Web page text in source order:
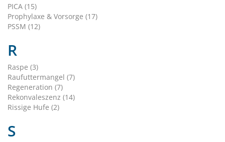
PICA (15)
Prophylaxe & Vorsorge (17)
PSSM (12)
R
Raspe (3)
Raufuttermangel (7)
Regeneration (7)
Rekonvaleszenz (14)
Rissige Hufe (2)
S